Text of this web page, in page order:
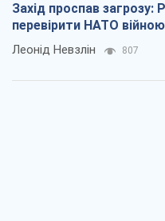
Захід проспав загрозу:
перевірити НАТО війною
Леонід Невзлін 807